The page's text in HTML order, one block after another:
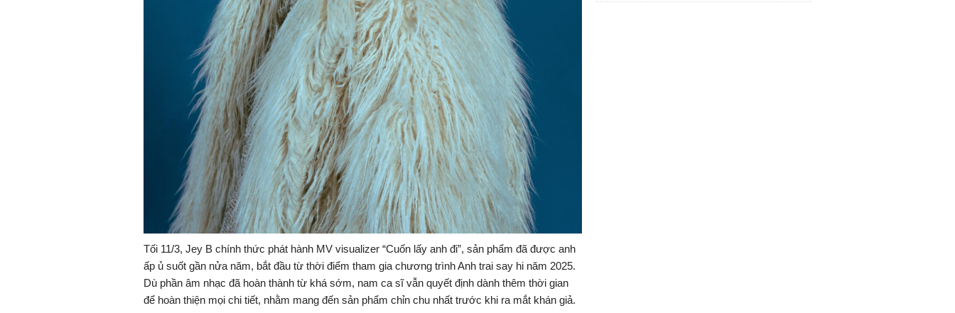
Tối 11/3, Jey B chính thức phát hành MV visualizer “Cuốn lấy anh đi”, sản phẩm đã được anh
ấp ủ suốt gần nửa năm, bắt đầu từ thời điểm tham gia chương trìnhAnh trai say hi năm 2025.
Dù phần âm nhạc đã hoàn thành từ khá sớm, nam ca sĩ vẫn quyết định dành thêm thời gian
để hoàn thiện mọi chi tiết, nhằm mang đến sản phẩm chỉn chu nhất trước khi ra mắt khán giả.